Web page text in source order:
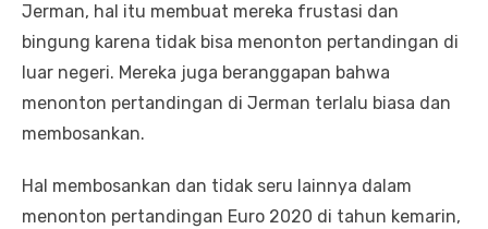
Jerman, hal itu membuat mereka frustasi dan
bingung karena tidak bisa menonton pertandingan di
luar negeri. Mereka juga beranggapan bahwa
menonton pertandingan di Jerman terlalu biasa dan
membosankan.
Hal membosankan dan tidak seru lainnya dalam
menonton pertandingan Euro 2020 di tahun kemarin,